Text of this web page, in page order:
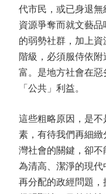
代市民，或已身退
資源爭奪而就文藝
的弱勢社群，加上資
階級，必須服侍依
富。是地方社會在
「公共」利益。
這些粗略原因，是
素，有待我們再細
灣社會的關鍵，卻
為清高、潔淨的現
再分配的政經問題，